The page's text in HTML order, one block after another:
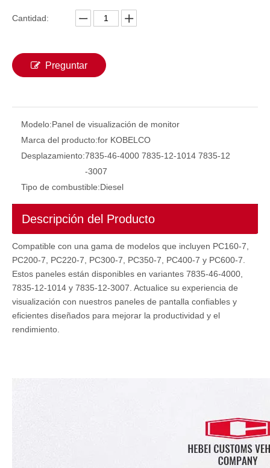
Cantidad:
Preguntar
Modelo:Panel de visualización de monitor
Marca del producto:for KOBELCO
Desplazamiento:7835-46-4000 7835-12-1014 7835-12
-3007
Tipo de combustible:Diesel
Descripción del Producto
Compatible con una gama de modelos que incluyen PC160-7,
PC200-7, PC220-7, PC300-7, PC350-7, PC400-7 y PC600-7.
Estos paneles están disponibles en variantes 7835-46-4000,
7835-12-1014 y 7835-12-3007. Actualice su experiencia de
visualización con nuestros paneles de pantalla confiables y
eficientes diseñados para mejorar la productividad y el
rendimiento.